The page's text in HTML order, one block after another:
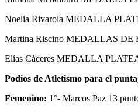
Noelia Rivarola MEDALLA
Martina Riscino MEDALLAS DE
Elías Cáceres MEDALLA
Podios de Atletismo para el
Femenino: 1°- Marcos Paz 13